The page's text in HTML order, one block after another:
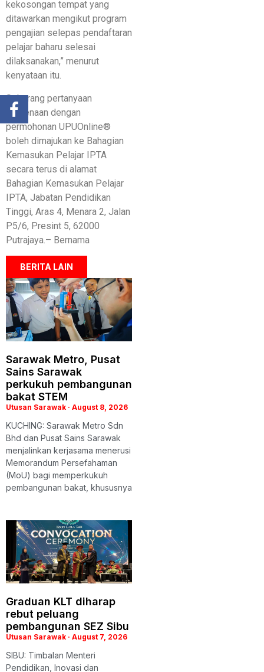
kekosongan tempat yang
ditawarkan mengikut program
pengajian selepas pendaftaran
pelajar baharu selesai
dilaksanakan,” menurut
kenyataan itu.
Sebarang pertanyaan
berkenaan dengan
permohonan UPUOnline®
boleh dimajukan ke Bahagian
Kemasukan Pelajar IPTA
secara terus di alamat
Bahagian Kemasukan Pelajar
IPTA, Jabatan Pendidikan
Tinggi, Aras 4, Menara 2, Jalan
P5/6, Presint 5, 62000
Putrajaya.– Bernama
BERITA LAIN
Sarawak Metro, Pusat
Sains Sarawak
perkukuh pembangunan
bakat STEM
Utusan Sarawak August 8, 2026
KUCHING: Sarawak Metro Sdn
Bhd dan Pusat Sains Sarawak
menjalinkan kerjasama menerusi
Memorandum Persefahaman
(MoU) bagi memperkukuh
pembangunan bakat, khususnya
Graduan KLT diharap
rebut peluang
pembangunan SEZ Sibu
Utusan Sarawak August 7, 2026
SIBU: Timbalan Menteri
Pendidikan, Inovasi dan